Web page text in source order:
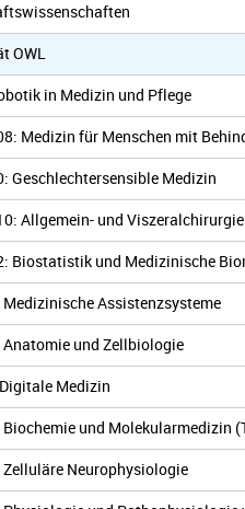
OWL
in Medizin und Pflege
Medizin für Menschen mit
Geschlechtersensible Medizin
Allgemein- und
Biostatistik und Medizinische
Assistenzsysteme
und Zellbiologie
Medizin
und Molekularmedizin
Neurophysiologie